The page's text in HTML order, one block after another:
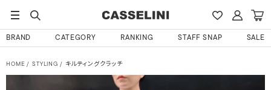
BRAND CATEGORY RANKING STAFF SNAP SALE
HOME STYLING キルティングクラッチ